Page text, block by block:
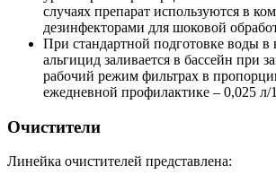
случаях препарат используются в
дезинфекторами для шоковой
При стандартной подготовке воды в
альгицид заливается в бассейн при
рабочий режим фильтрах в
ежедневной профилактике – 0,025 л/
Очистители
Линейка очистителей представлена: